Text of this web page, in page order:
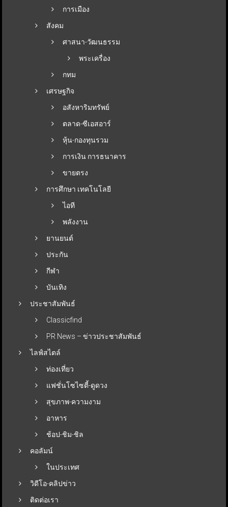
การเมือง
สังคม
ศาสนา-วัฒนธรรม
พระเครื่อง
กทม
เศรษฐกิจ
อสังหาริมทรัพย์
ตลาด-ซีเอสอาร์
หุ้น-กองทุนรวม
การเงิน การธนาคาร
ขายตรง
การศึกษา เทคโนโลยี
ไอที
พลังงาน
ยานยนต์
ประกัน
กีฬา
บันเทิง
ประชาสัมพันธ์
Classicfind
PR News – ข่าวประชาสัมพันธ์
ไลฟ์สไตล์
ท่องเที่ยว
แฟชั่นโซไซตี้-ดูดวง
สุขภาพ-ความงาม
อาหาร
ช้อป-ชิม-ชิล
คอลัมน์
ในประเทศ
วิดีโอ-คลิปข่าว
ติดต่อเรา